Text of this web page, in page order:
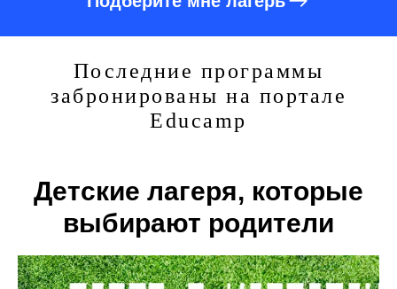
Последние программы
забронированы на портале
Educamp
Детские лагеря, которые
выбирают родители